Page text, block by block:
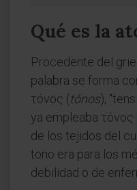
Qué es la
Procedente del
palabra se forma
τόνος (tónos),
ya empleaba
de los tejidos del
tono era para los
debilidad o de